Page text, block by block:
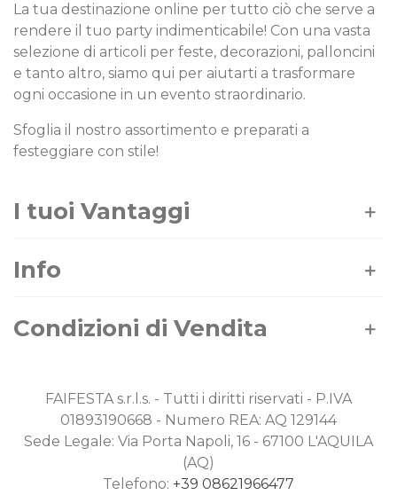
La tua destinazione online per tutto ciò che serve a
rendere il tuo party indimenticabile! Con una vasta
selezione di articoli per feste, decorazioni, palloncini
e tanto altro, siamo qui per aiutarti a trasformare
ogni occasione in un evento straordinario.
Sfoglia il nostro assortimento e preparati a
festeggiare con stile!
I tuoi Vantaggi
Info
Condizioni di Vendita
FAIFESTA s.r.l.s. - Tutti i diritti riservati - P.IVA
01893190668 - Numero REA: AQ 129144
Sede Legale: Via Porta Napoli, 16 - 67100 L'AQUILA
(AQ)
Telefono: +39 08621966477